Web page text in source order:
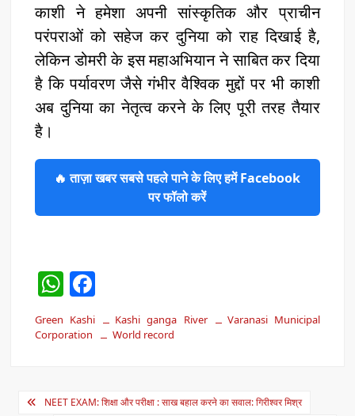
काशी ने हमेशा अपनी सांस्कृतिक और प्राचीन
परंपराओं को सहेज कर दुनिया को राह दिखाई है,
लेकिन डोमरी के इस महाअभियान ने साबित कर दिया
है कि पर्यावरण जैसे गंभीर वैश्विक मुद्दों पर भी काशी
अब दुनिया का नेतृत्व करने के लिए पूरी तरह तैयार
है।
🔥 ताज़ा खबर सबसे पहले पाने के लिए हमें Facebook
पर फॉलो करें
W
h
at c
Green Kashi Kashi ganga River
Varanasi Municipal
Corporation
World record
PostNEET EXAM: शिक्षा और परीक्षा : साख बहाल करने का सवाल: गिरीश्वर मिश्र